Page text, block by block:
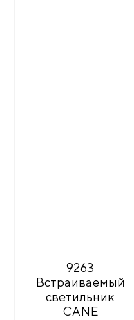
9263
Встраиваемый
светильник
CANE